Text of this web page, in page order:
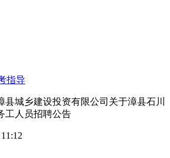
指导
县城乡建设投资有限公司关于漳县石川
工人员招聘公告